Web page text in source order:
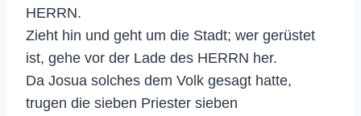
HERRN.
Zieht hin und geht um die Stadt; wer gerüstet
ist, gehe vor der Lade des HERRN her.
Da Josua solches dem Volk gesagt hatte,
trugen die sieben Priester sieben